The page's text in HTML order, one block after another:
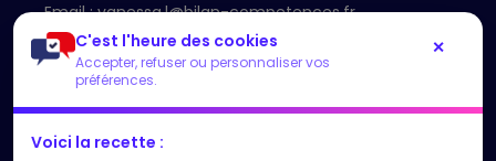
C'est l'heure des cookies
Accepter, refuser ou personnaliser vos
préférences.
✕
Voici la recette :
Email :vanessa.l@bilan-competences.fr
Accueil
LES NEWS